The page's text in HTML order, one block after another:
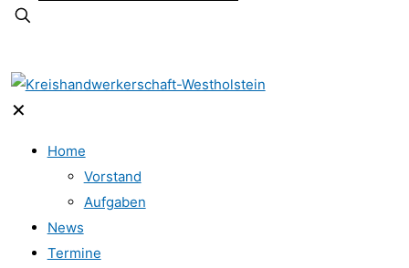
✕
Home
Vorstand
Aufgaben
News
Termine